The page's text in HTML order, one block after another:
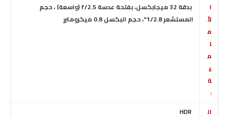
ا
لأ
م
ا
م
ي
ة
:
بدقة 32 ميجابكسل، بفتحة عدسة f/2.5 (واسعة)
، حجم
المستشعر 1/2.8"، حجم البكسل 0.8 ميكرومترر
ال
HDR